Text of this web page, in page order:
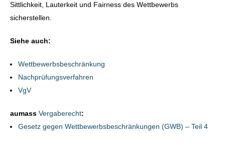
Sittlichkeit, Lauterkeit und Fairness des Wettbewerbs
sicherstellen.
Siehe auch:
Wettbewerbsbeschränkung
Nachprüfungsverfahren
VgV
aumass Vergaberecht:
Gesetz gegen Wettbewerbsbeschränkungen (GWB) – Teil 4